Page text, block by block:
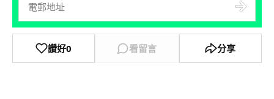
讚好0 看留言 分享